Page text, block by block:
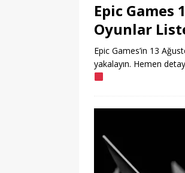
Epic Games
Oyunlar
Epic Games’in 13
yakalayın. Hemen